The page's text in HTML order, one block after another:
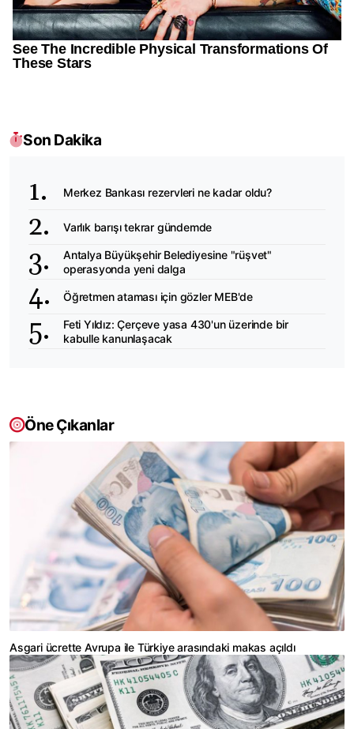
Son Dakika
Merkez Bankası rezervleri ne kadar oldu?
Varlık barışı tekrar gündemde
Antalya Büyükşehir Belediyesine "rüşvet"
operasyonda yeni dalga
Öğretmen ataması için gözler MEB'de
Feti Yıldız: Çerçeve yasa 430'un üzerinde bir
kabulle kanunlaşacak
Öne Çıkanlar
Asgari ücrette Avrupa ile Türkiye arasındaki makas açıldı